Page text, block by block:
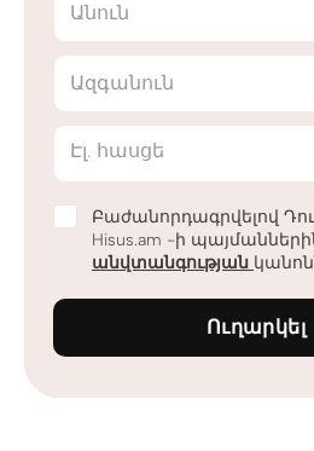
Անուն
Ազգանուն
Էլ. հասցե
Բաժանորդագրվելով
Hisus.am -ի
անվտանգության
Ուղարկել